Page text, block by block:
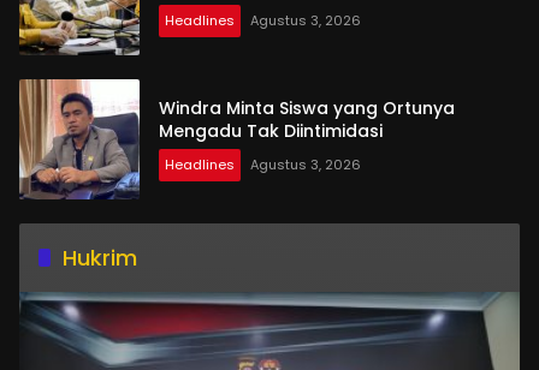
Headlines Agustus 3, 2026
Windra Minta Siswa yang Ortunya
Mengadu Tak Diintimidasi
Headlines Agustus 3, 2026
Hukrim